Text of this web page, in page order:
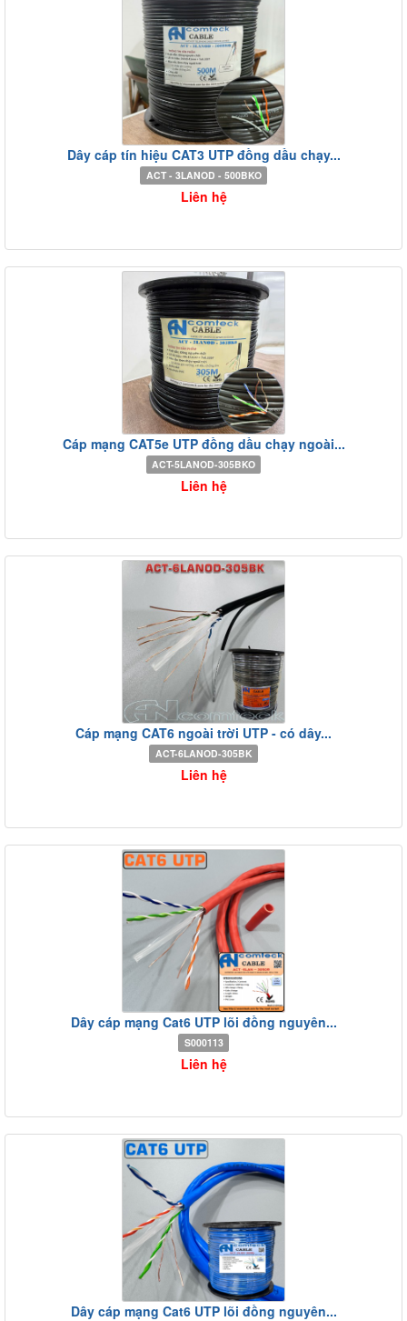
Dây cáp tín hiệu CAT3 UTP đồng dầu chạy...
ACT - 3LANOD - 500BKO
Liên hệ
Cáp mạng CAT5e UTP đồng dầu chạy ngoài...
ACT-5LANOD-305BKO
Liên hệ
Cáp mạng CAT6 ngoài trời UTP - có dây...
ACT-6LANOD-305BK
Liên hệ
Dây cáp mạng Cat6 UTP lõi đồng nguyên...
S000113
Liên hệ
Dây cáp mạng Cat6 UTP lõi đồng nguyên...